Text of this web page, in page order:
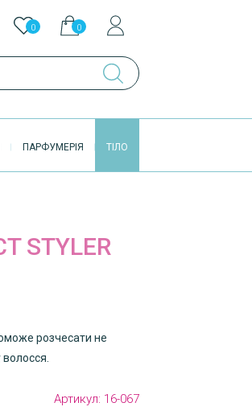
0 0
ПАРФУМЕРІЯ ТІЛО
STYLER
розчесати не
Артикул: 16-067